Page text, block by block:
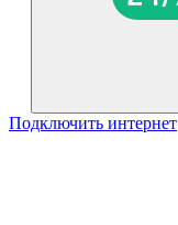
Подключить интернет